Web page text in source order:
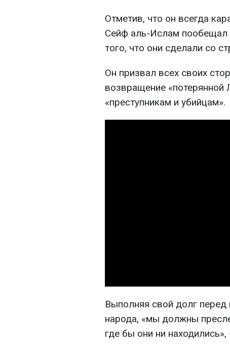
Отметив, что он всегда
Сейф аль-Ислам пообещал
того, что они сделали со
Он призвал всех своих
возвращение «потерянной
«преступникам и убийцам».
Выполняя свой долг
народа, «мы должны
где бы они ни